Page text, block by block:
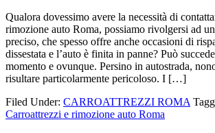
Qualora dovessimo avere la necessità di
rimozione auto Roma, possiamo rivolgersi ad
preciso, che spesso offre anche occasioni di
dissestata e l’auto è finita in panne? Può
momento e ovunque. Persino in autostrada,
risultare particolarmente pericoloso. I […]
Filed Under: CARROATTREZZI ROMA
Carroattrezzi e rimozione auto Roma